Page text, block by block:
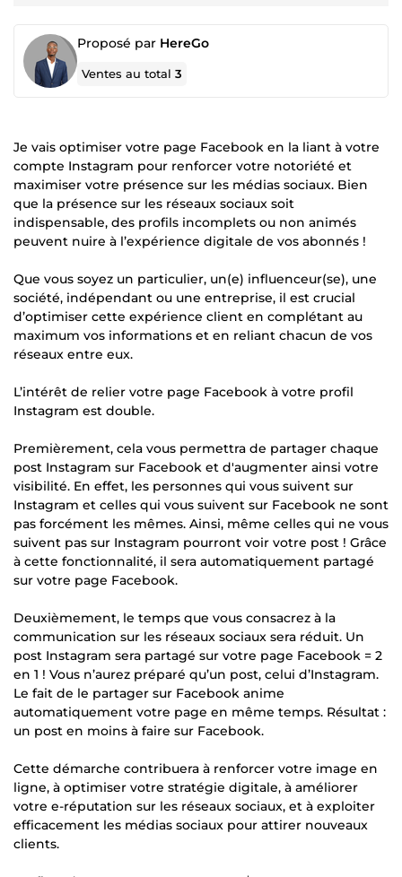
Proposé par HereGo
Ventes au total3
Je vais optimiser votre page Facebook en la liant à votre
compte Instagram pour renforcer votre notoriété et
maximiser votre présence sur les médias sociaux. Bien
que la présence sur les réseaux sociaux soit
indispensable, des profils incomplets ou non animés
peuvent nuire à l’expérience digitale de vos abonnés !
Que vous soyez un particulier, un(e) influenceur(se), une
société, indépendant ou une entreprise, il est crucial
d’optimiser cette expérience client en complétant au
maximum vos informations et en reliant chacun de vos
réseaux entre eux.
L’intérêt de relier votre page Facebook à votre profil
Instagram est double.
Premièrement, cela vous permettra de partager chaque
post Instagram sur Facebook et d'augmenter ainsi votre
visibilité. En effet, les personnes qui vous suivent sur
Instagram et celles qui vous suivent sur Facebook ne sont
pas forcément les mêmes. Ainsi, même celles qui ne vous
suivent pas sur Instagram pourront voir votre post ! Grâce
à cette fonctionnalité, il sera automatiquement partagé
sur votre page Facebook.
Deuxièmement, le temps que vous consacrez à la
communication sur les réseaux sociaux sera réduit. Un
post Instagram sera partagé sur votre page Facebook = 2
en 1 ! Vous n’aurez préparé qu’un post, celui d’Instagram.
Le fait de le partager sur Facebook anime
automatiquement votre page en même temps. Résultat :
un post en moins à faire sur Facebook.
Cette démarche contribuera à renforcer votre image en
ligne, à optimiser votre stratégie digitale, à améliorer
votre e-réputation sur les réseaux sociaux, et à exploiter
efficacement les médias sociaux pour attirer nouveaux
clients.